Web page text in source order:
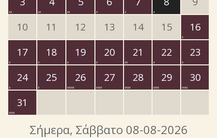
10
11 12 13 14 15
16
17
18 19 20 21 22
23
24
25 26 27 28 29
30
31
Σήμερα, Σάββατο 08-08-2026